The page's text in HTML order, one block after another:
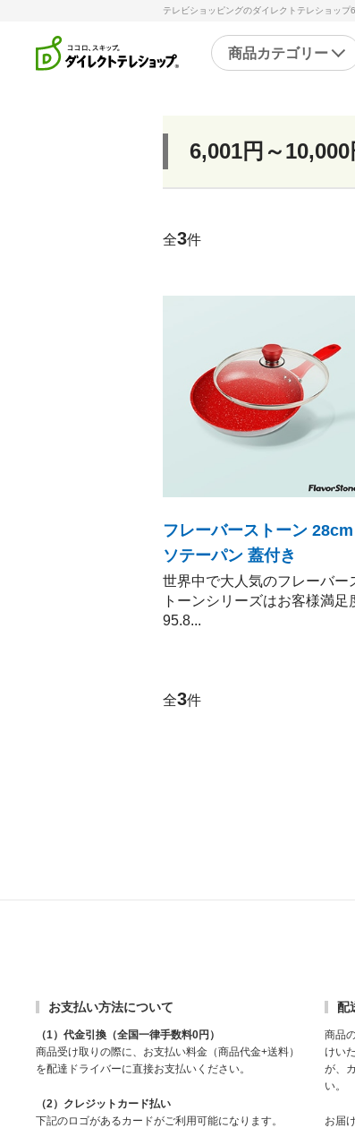
テレビショッピングのダイレクトテレショッ
商品カテゴリー
洗剤・洗浄剤
包丁・ハサミ・スライサー
6,001円～10,000
全3件
フレーバーストーン 28cm
ソテーパン 蓋付き
世界中で大人気のフレーバー
トーンシリーズはお客様満足
95.8...
全3件
お支払い方法について
（1）代金引換（全国一律手数料0円）
商品受け取りの際に、お支払い料金（商品代金+送料）
を配達ドライバーに直接お支払いください。
（2）クレジットカード払い
下記のロゴがあるカードがご利用可能になります。
配
商品
けい
が、
い。
お届